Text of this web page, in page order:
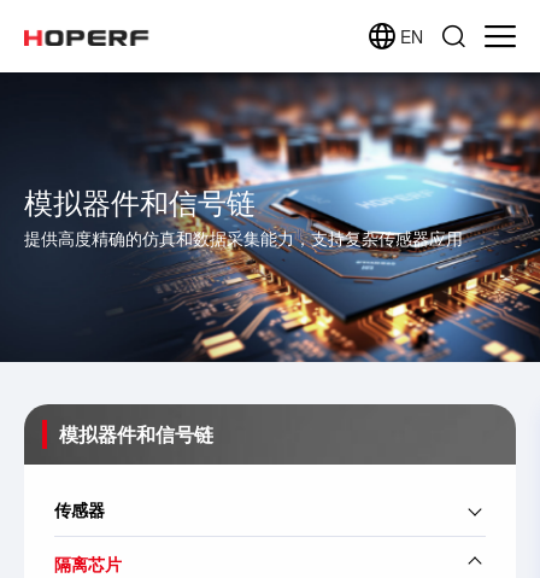
EN
模拟器件和信号链
提供高度精确的仿真和数据采集能力，支持复杂传感器应用
模拟器件和信号链
传感器
隔离芯片